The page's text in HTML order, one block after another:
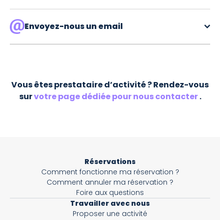
sur oise.fun.
trouve directement sur votre billet,
Envoyez-nous un email
Votre email*
Activité*
Vous êtes prestataire d’activité ? Rendez-vous
survotre page dédiée pour nous contacter.
Réservations
Comment fonctionne ma réservation ?
Comment annuler ma réservation ?
Foire aux questions
Travailler avec nous
Proposer une activité